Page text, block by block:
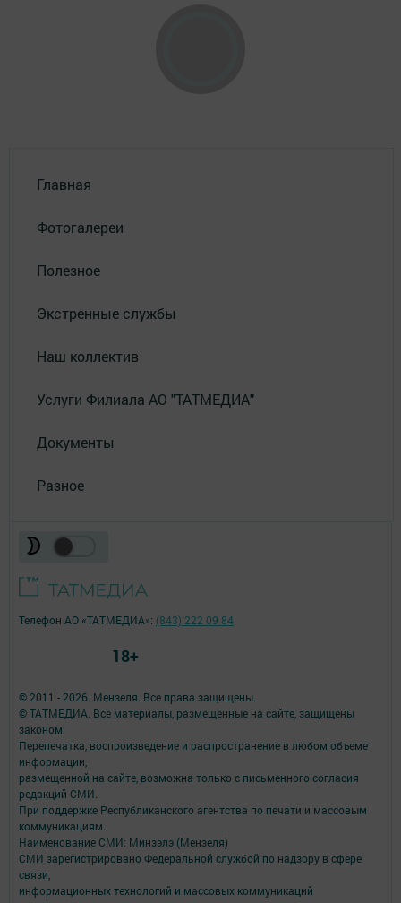
Главная
Фотогалереи
Полезное
Экстренные службы
Наш коллектив
Услуги Филиала АО "ТАТМЕДИА"
Документы
Разное
© 2011 - 2026. Мензеля. Все права защищены.
© ТАТМЕДИА. Все материалы, размещенные на сайте, защищены
законом.
Перепечатка, воспроизведение и распространение в любом объеме
информации,
размещенной на сайте, возможна только с письменного согласия
редакций СМИ.
При поддержке Республиканского агентства по печати и массовым
коммуникациям.
Наименование СМИ: Минзэлэ (Мензеля)
СМИ зарегистрировано Федеральной службой по надзору в сфере
связи,
информационных технологий и массовых коммуникаций
Телефон АО «ТАТМЕДИА»: (843) 222 09 84
18+